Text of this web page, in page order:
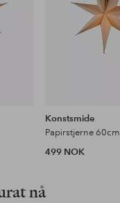
Konstsmide
Papirstjerne 60cm
499 NOK
nå